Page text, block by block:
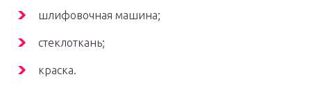
шлифовочная машина;
стеклоткань;
краска.